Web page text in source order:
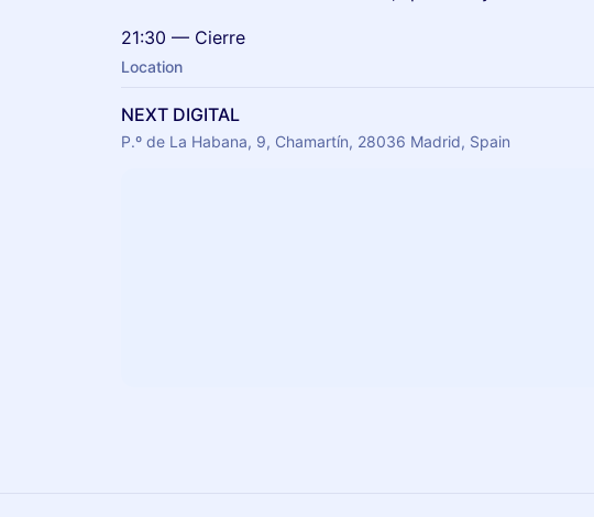
21:30 — Cierre
Location
NEXT DIGITAL
P.º de La Habana, 9, Chamartín, 28036 Madrid, Spain